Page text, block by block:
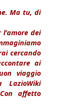
Ma tu, di
l'amore dei
cercando
ai
viaggio
LazioWiki
affetto